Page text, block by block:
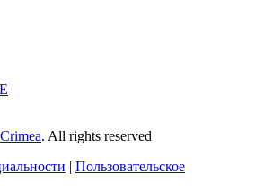
. All rights reserved
| Пользовательское